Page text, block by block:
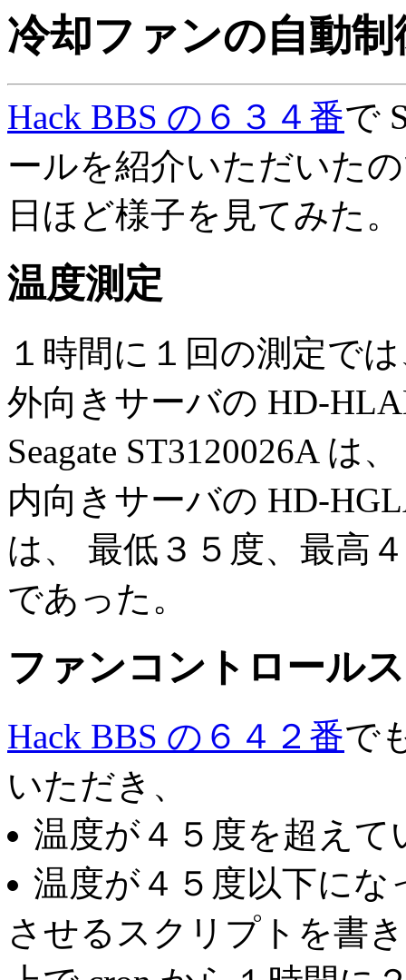
冷却ファンの自動制
Hack BBS の６３４番で
ールを紹介いただいた
日ほど様子を見てみた。
温度測定
１時間に１回の測定で
外向きサーバの HD-
Seagate ST3120026A は
内向きサーバの HD-
は、 最低３５度、最高
であった。
ファンコントロール
Hack BBS の６４２番で
いただき、
温度が４５度を超え
温度が４５度以下に
させるスクリプトを書